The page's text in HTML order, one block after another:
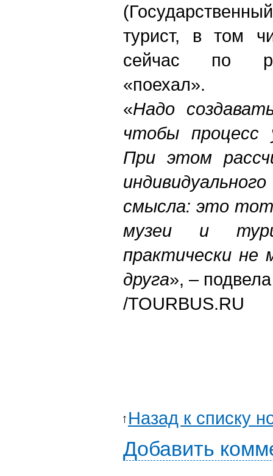
турист, в том
сейчас по
«поехал».
«Надо
чтобы процесс
При этом
смысла: это тот
музеи и
практически не
друга», –
/TOURBUS.RU
Назад к списку
Добавить